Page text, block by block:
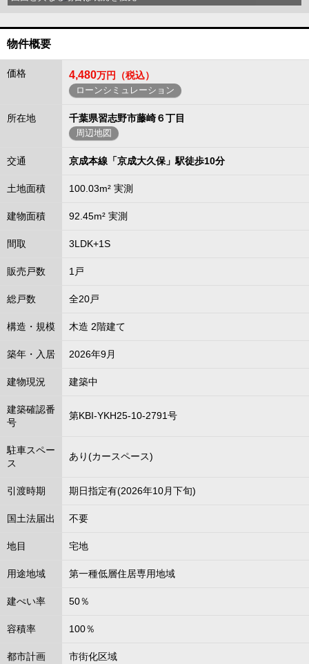
物件概要
価格 4,480万円（税込）
ローンシミュレーション
所在地 千葉県習志野市藤崎６丁目
周辺地図
交通 京成本線「京成大久保」駅徒歩10分
土地面積 100.03m² 実測
建物面積 92.45m² 実測
間取 3LDK+1S
販売戸数 1戸
総戸数 全20戸
構造・規模 木造 2階建て
築年・入居 2026年9月
建物現況 建築中
建築確認番
号
第KBI-YKH25-10-2791号
駐車スペー
ス
あり(カースペース)
引渡時期 期日指定有(2026年10月下旬)
国土法届出 不要
地目 宅地
用途地域 第一種低層住居専用地域
建ぺい率 50％
容積率 100％
都市計画 市街化区域